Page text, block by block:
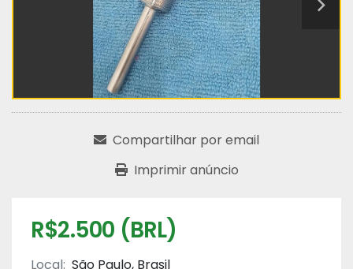
Compartilhar por email
Imprimir anúncio
R$2.500 (BRL)
Local: São Paulo, Brasil